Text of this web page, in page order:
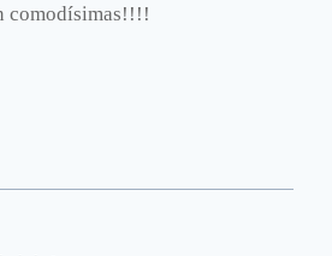
comodísimas!!!!